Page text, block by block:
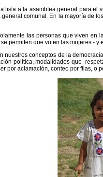
lista a la asamblea general para el
comunal. En la mayoría de
las personas que viven en
permiten que voten las mujeres -
nuestros conceptos de la
política, modalidades que
por aclamación, conteo por filas, o